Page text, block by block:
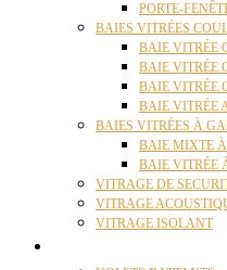
PORTE-
BAIES VITRÉES
BAIE VITRÉE
BAIE VITRÉE
BAIE VITRÉE
BAIE VITRÉE
BAIES VITRÉES À
BAIE MIXTE
BAIE VITRÉE
VITRAGE DE
VITRAGE
VITRAGE ISOLANT